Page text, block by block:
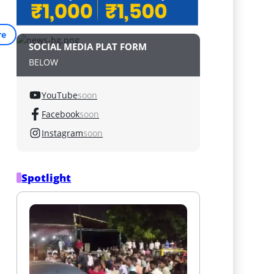
SOCIAL MEDIA PLAT FORM
BELOW
YouTubesoon
Facebooksoon
Instagramsoon
Spotlight